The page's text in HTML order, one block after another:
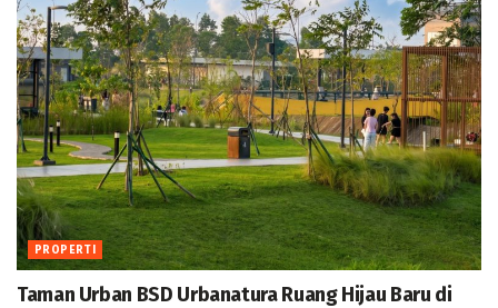
PROPERTI
Taman Urban BSD Urbanatura Ruang Hijau Baru di